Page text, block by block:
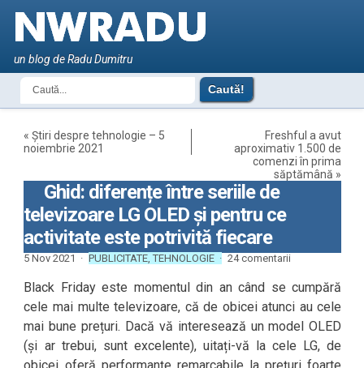
un blog de Radu Dumitru
«Știri despre tehnologie – 5
noiembrie 2021
Freshful a avut
aproximativ 1.500 de
comenzi în prima
săptămână »
Ghid: diferențe între seriile de
televizoare LG OLED și pentru ce
activitate este potrivită fiecare
5 Nov 2021 · PUBLICITATE,TEHNOLOGIE · 24 comentarii
Black Friday este momentul din an când se cumpără
cele mai multe televizoare, că de obicei atunci au cele
mai bune prețuri. Dacă vă interesează un model OLED
(și ar trebui, sunt excelente), uitați-vă la cele LG, de